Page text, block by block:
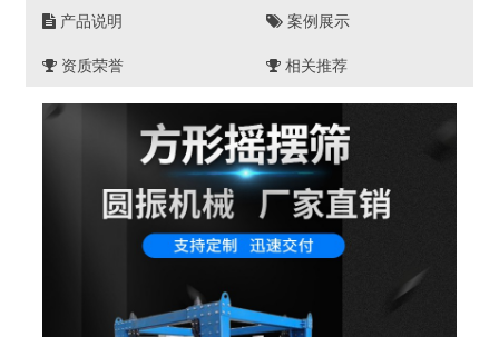
产品说明
案例展示
资质荣誉
相关推荐